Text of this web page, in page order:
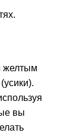
желтым
вы